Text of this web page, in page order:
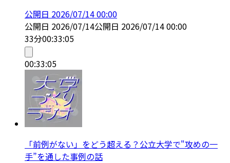
公開日 2026/07/14 00:00
公開日 2026/07/14公開日 2026/07/14 00:00
33分00:33:05
00:33:05
「前例がない」をどう超える？公立大学で"攻めの一
手”を通した事例の話